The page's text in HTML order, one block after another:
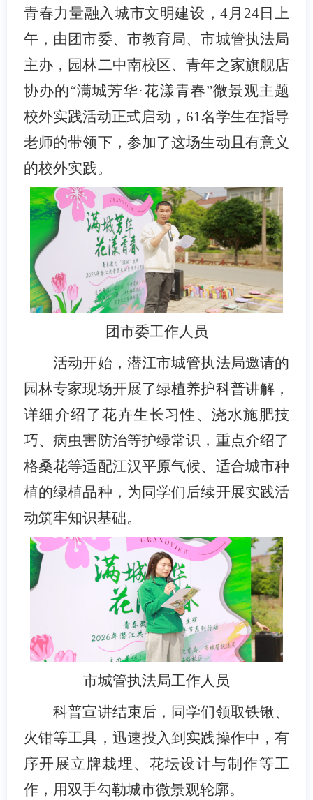
青春力量融入城市文明建设，4月24日上
午，由团市委、市教育局、市城管执法局
主办，园林二中南校区、青年之家旗舰店
协办的“满城芳华·花漾青春”微景观主题
校外实践活动正式启动，61名学生在指导
老师的带领下，参加了这场生动且有意义
的校外实践。
团市委工作人员
活动开始，潜江市城管执法局邀请的
园林专家现场开展了绿植养护科普讲解，
详细介绍了花卉生长习性、浇水施肥技
巧、病虫害防治等护绿常识，重点介绍了
格桑花等适配江汉平原气候、适合城市种
植的绿植品种，为同学们后续开展实践活
动筑牢知识基础。
市城管执法局工作人员
科普宣讲结束后，同学们领取铁锹、
火钳等工具，迅速投入到实践操作中，有
序开展立牌栽埋、花坛设计与制作等工
作，用双手勾勒城市微景观轮廓。